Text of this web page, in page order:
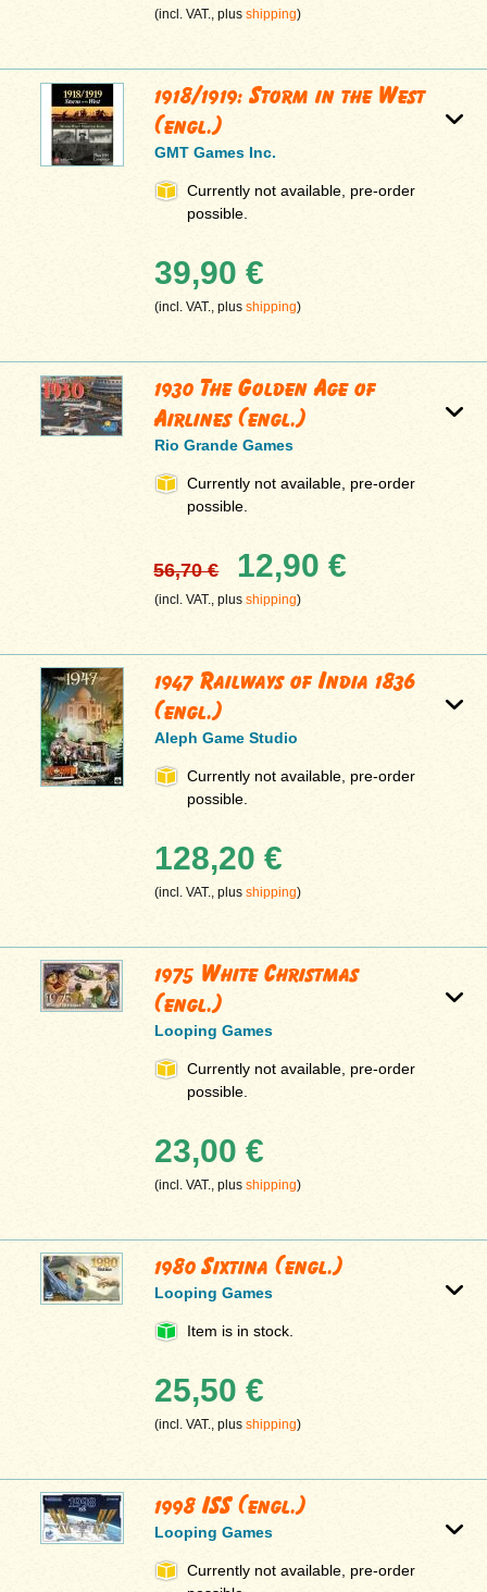
(incl. VAT., plusshipping)
1918/1919: Storm in the West
(engl.)
GMT Games Inc.
Currently not available, pre-order
possible.
39,90 €
(incl. VAT., plusshipping)
1930 The Golden Age of
Airlines (engl.)
Rio Grande Games
Currently not available, pre-order
possible.
56,70 € 12,90 €
(incl. VAT., plusshipping)
1947 Railways of India 1836
(engl.)
Aleph Game Studio
Currently not available, pre-order
possible.
128,20 €
(incl. VAT., plusshipping)
1975 White Christmas
(engl.)
Looping Games
Currently not available, pre-order
possible.
23,00 €
(incl. VAT., plusshipping)
1980 Sixtina (engl.)
Looping Games
Item is in stock.
25,50 €
(incl. VAT., plusshipping)
1998 ISS (engl.)
Looping Games
Currently not available, pre-order